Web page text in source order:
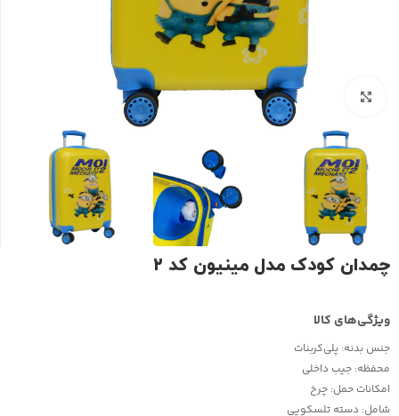
بزرگنمایی تصویر
چمدان کودک مدل مینیون کد ۲
جنس بدنه: پلی‌کربنات
محفظه: جیب داخلی
امکانات حمل: چرخ
شامل: دسته تلسکوپی